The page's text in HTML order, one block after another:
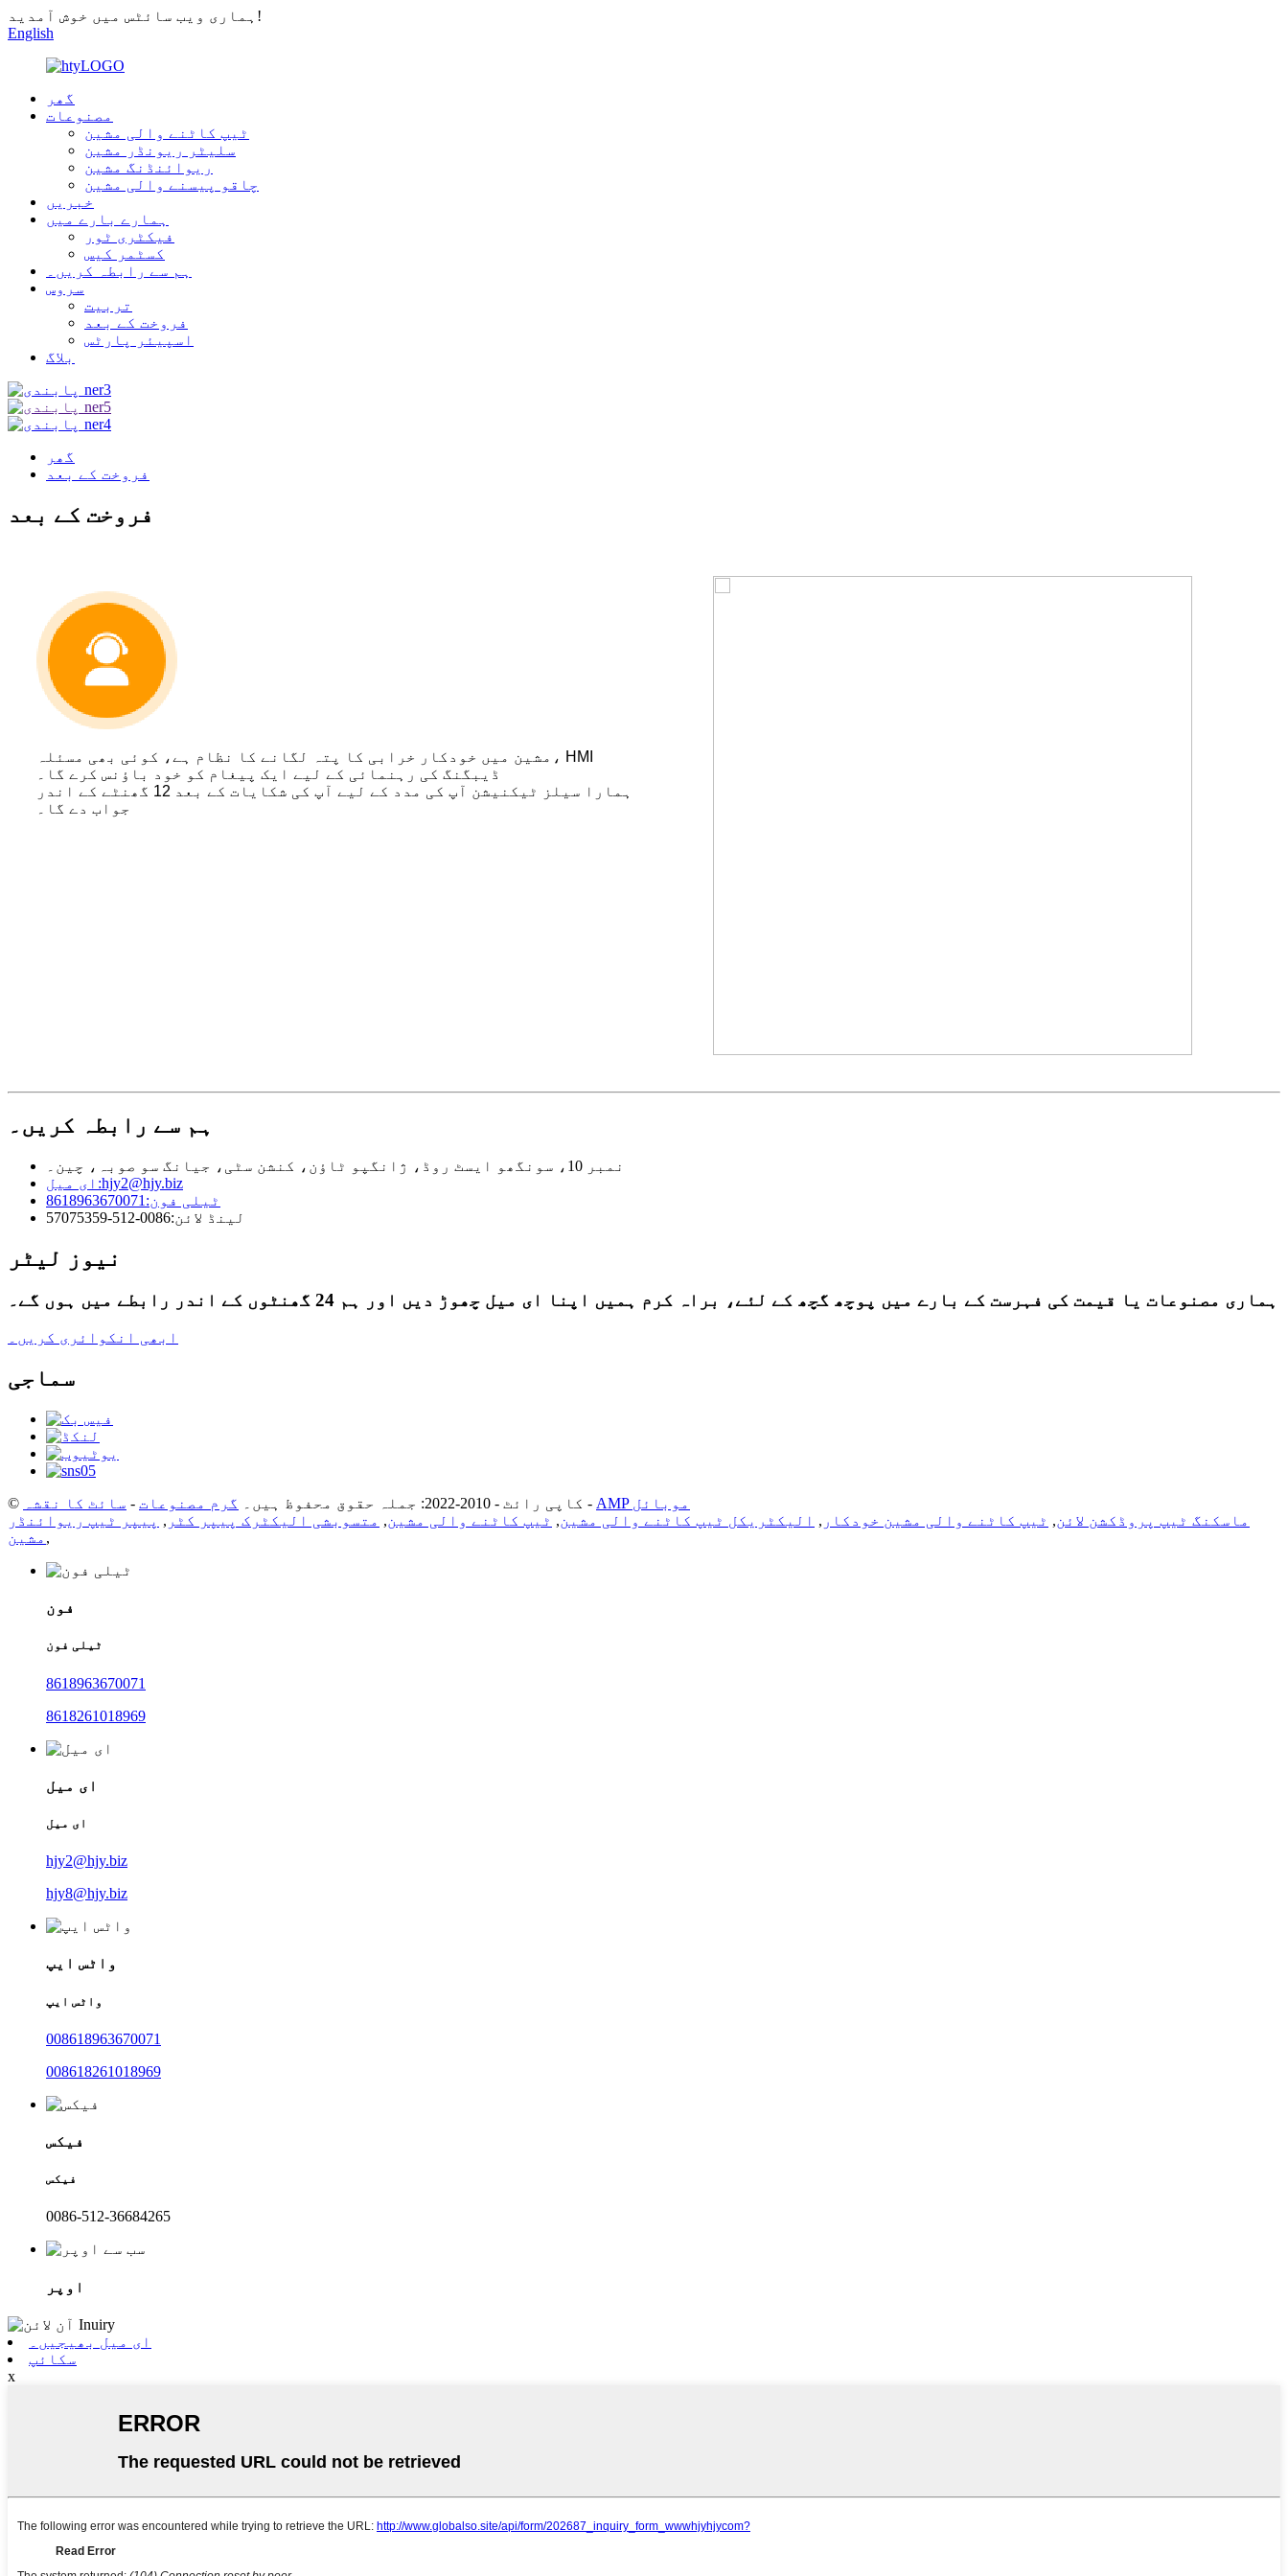
ہماری ویب سائٹس میں خوش آمدید!
English
گھر
مصنوعات
ٹیپ کاٹنے والی مشین
سلیٹر ریونڈر مشین
ریوائنڈنگ مشین
چاقو پیسنے والی مشین
خبریں
ہمارے بارے میں
فیکٹری ٹور
کسٹمر کیس
ہم سے رابطہ کریں۔
سروس
تربیت
فروخت کے بعد
اسپیئر پارٹس
بلاگ
گھر
فروخت کے بعد
فروخت کے بعد
مشین میں خودکار خرابی کا پتہ لگانے کا نظام ہے، کوئی بھی مسئلہ، HMI
ڈیبگنگ کی رہنمائی کے لیے ایک پیغام کو خود باؤنس کرے گا۔
ہمارا سیلز ٹیکنیشن آپ کی مدد کے لیے آپ کی شکایات کے بعد 12 گھنٹے کے اندر
جواب دے گا۔
ہم سے رابطہ کریں۔
نمبر 10، سونگھو ایسٹ روڈ، ژانگپو ٹاؤن، کنشن سٹی، جیانگ سو صوبہ، چین۔
ای میل:hjy2@hjy.biz
ٹیلی فون: 8618963670071
لینڈ لائن:0086-512-57075359
نیوز لیٹر
ہماری مصنوعات یا قیمت کی فہرست کے بارے میں پوچھ گچھ کے لئے، براہ کرم ہمیں اپنا ای میل چھوڑ دیں اور ہم 24 گھنٹوں کے اندر رابطے میں ہوں گے۔
ابھی انکوائری کریں۔
سماجی
© کاپی رائٹ - 2010-2022: جملہ حقوق محفوظ ہیں۔ گرم مصنوعات - سائٹ کا نقشہ -
AMP موبائل
ماسکنگ ٹیپ پروڈکشن لائن, ٹیپ کاٹنے والی مشین خودکار , الیکٹریکل ٹیپ کاٹنے والی مشین, ٹیپ کاٹنے والی مشین, متسوبشی الیکٹرک پیپر کٹر , پیپر ٹیپ ریوائنڈر
مشین ,
فون
ٹیلی فون
8618963670071
8618261018969
ای میل
ای میل
hjy2@hjy.biz
hjy8@hjy.biz
واٹس ایپ
واٹس ایپ
008618963670071
008618261018969
فیکس
فیکس
0086-512-36684265
اوپر
ای میل بھیجیں۔
سکائپ
x